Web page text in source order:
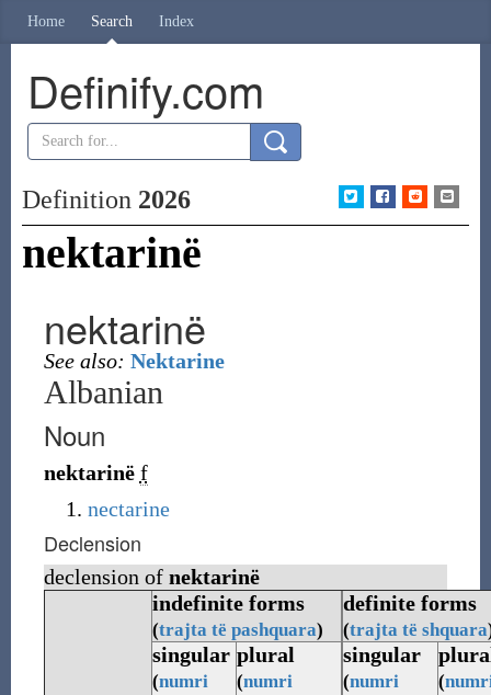
Home Search Index
Definify.com
Definition 2026
nektarinë
nektarinë
See also: Nektarine
Albanian
Noun
nektarinë f
nectarine
Declension
declension of nektarinë
indefinite forms
(trajta të pashquara)
definite forms
(trajta të shquara
singular
(numri
plural
(numri
singular
(numri
(